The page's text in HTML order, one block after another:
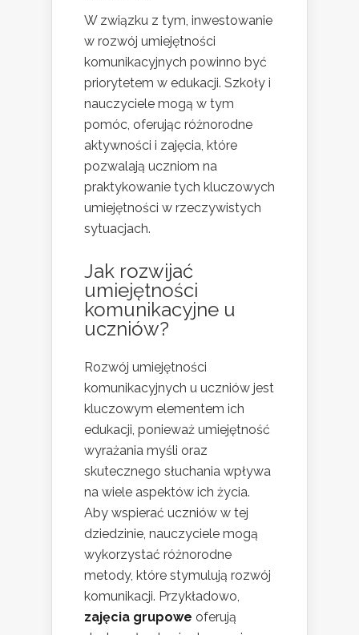
W związku z tym, inwestowanie
w rozwój umiejętności
komunikacyjnych powinno być
priorytetem w edukacji. Szkoły i
nauczyciele mogą w tym
pomóc, oferując różnorodne
aktywności i zajęcia, które
pozwalają uczniom na
praktykowanie tych kluczowych
umiejętności w rzeczywistych
sytuacjach.
Jak rozwijać
umiejętności
komunikacyjne u
uczniów?
Rozwój umiejętności
komunikacyjnych u uczniów jest
kluczowym elementem ich
edukacji, ponieważ umiejętność
wyrażania myśli oraz
skutecznego słuchania wpływa
na wiele aspektów ich życia.
Aby wspierać uczniów w tej
dziedzinie, nauczyciele mogą
wykorzystać różnorodne
metody, które stymulują rozwój
komunikacji. Przykładowo,
zajęcia grupowe oferują